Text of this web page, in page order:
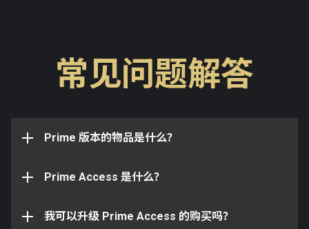
常见问题解答
Prime 版本的物品是什么？
Prime 战甲、武器、守卫或配件是技术的象征，因为它
们代表着 Orokin 时代的高度。与普通版本相比，Prime
术在整个星系中都令人垂涎。
Prime Access 是什么？
Prime 配件、折扣白金，以及其它专属物品。通过
的 Prime 战甲和 Prime 装备。
我可以升级 Prime Access 的购买吗？
将「武器」组合包和 Styanax Prime 配件包升级
至「完整」组合包
级至「完整」组合包
收到的白金为两个等级的组合包之间的白金差价。
不，您无法重复购买同一层级的组合包。您可以升级您
Prime Access 计划包含以下专属物品：
阵兵 Prime 披饰
达斯 Prime 胸甲
豪勇 & 崇敬 Prime 装饰